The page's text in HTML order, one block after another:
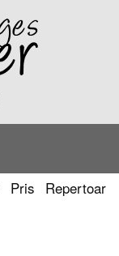
Pris
Repertoar